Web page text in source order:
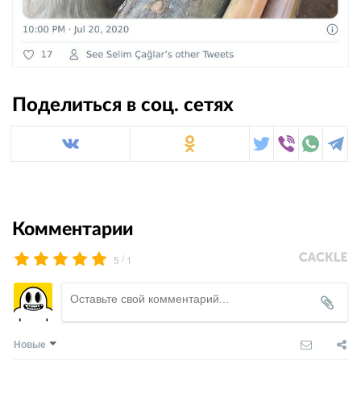
Поделиться в соц. сетях
Комментарии
5 / 1
Новые